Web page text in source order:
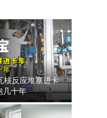
核反应堆塞进卡
几十年